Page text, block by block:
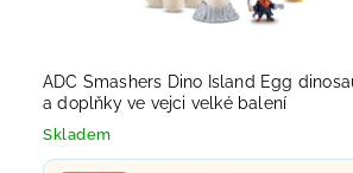
ADC Smashers Dino Island Egg
a doplňky ve vejci velké balení
Skladem